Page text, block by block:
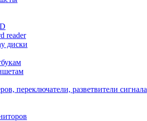
reader
диски
переключатели, разветвители сигнала